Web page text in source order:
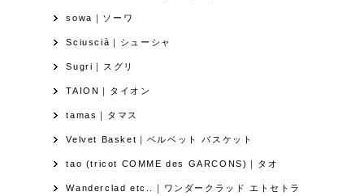
sowa｜ソーワ
Sciuscià｜シューシャ
Sugri｜スグリ
TAION｜タイオン
tamas｜タマス
Velvet Basket｜ベルベット バスケット
tao (tricot COMME des GARCONS)｜タオ
Wanderclad etc..｜ワンダークラッド エトセトラ